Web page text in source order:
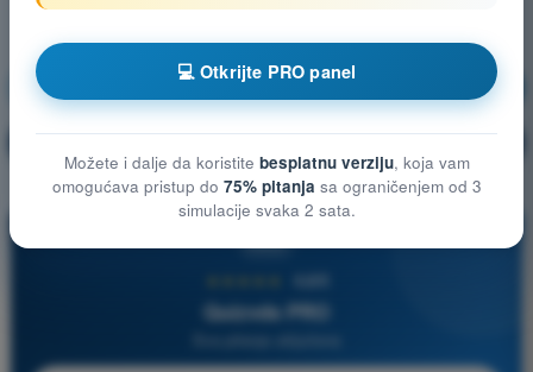
Opšte poznavanje vazduhoplova Vežbanje!
Objašnjenje pitanja
Quizvds PRO
💻 Otkrijte PRO panel
Možete i dalje da koristite besplatnu verziju, koja vam
omogućava pristup do 75% pitanja sa ograničenjem od 3
simulacije svaka 2 sata.